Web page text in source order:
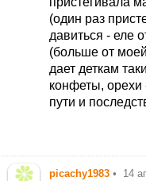
(один раз
давиться - еле
(больше от
дает деткам
конфеты,
пути и
picachy1983 • 14